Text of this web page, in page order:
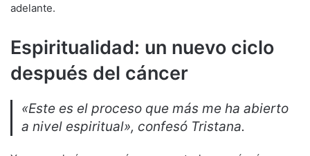
adelante.
Espiritualidad: un nuevo ciclo
después del cáncer
«Este es el proceso que más me ha abierto
a nivel espiritual», confesó Tristana.